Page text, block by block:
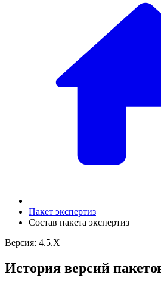
Пакет экспертиз
Состав пакета экспертиз
Версия: 4.5.X
История версий